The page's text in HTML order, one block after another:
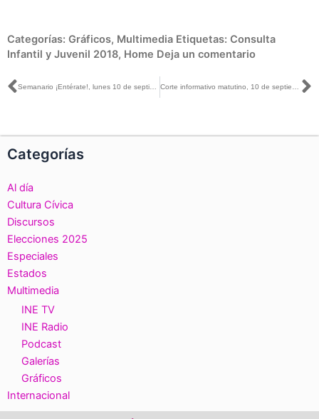
Categorías: Gráficos, Multimedia Etiquetas: Consulta
Infantil y Juvenil 2018, Home Deja un comentario
Ant
Categorías
Al día
Cultura Cívica
Discursos
Elecciones 2025
Especiales
Estados
Multimedia
INE TV
INE Radio
Podcast
Galerías
Gráficos
Internacional